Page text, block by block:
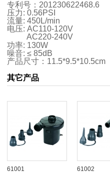
专利号：201230622468.6
压力: 0.56PSI
流量: 450L/min
电压: AC110-120V
AC220-240V
功率: 130W
噪音: ≤ 85dB
产品尺寸：11.5*9.5*10.5cm
其它产品
61001 61002